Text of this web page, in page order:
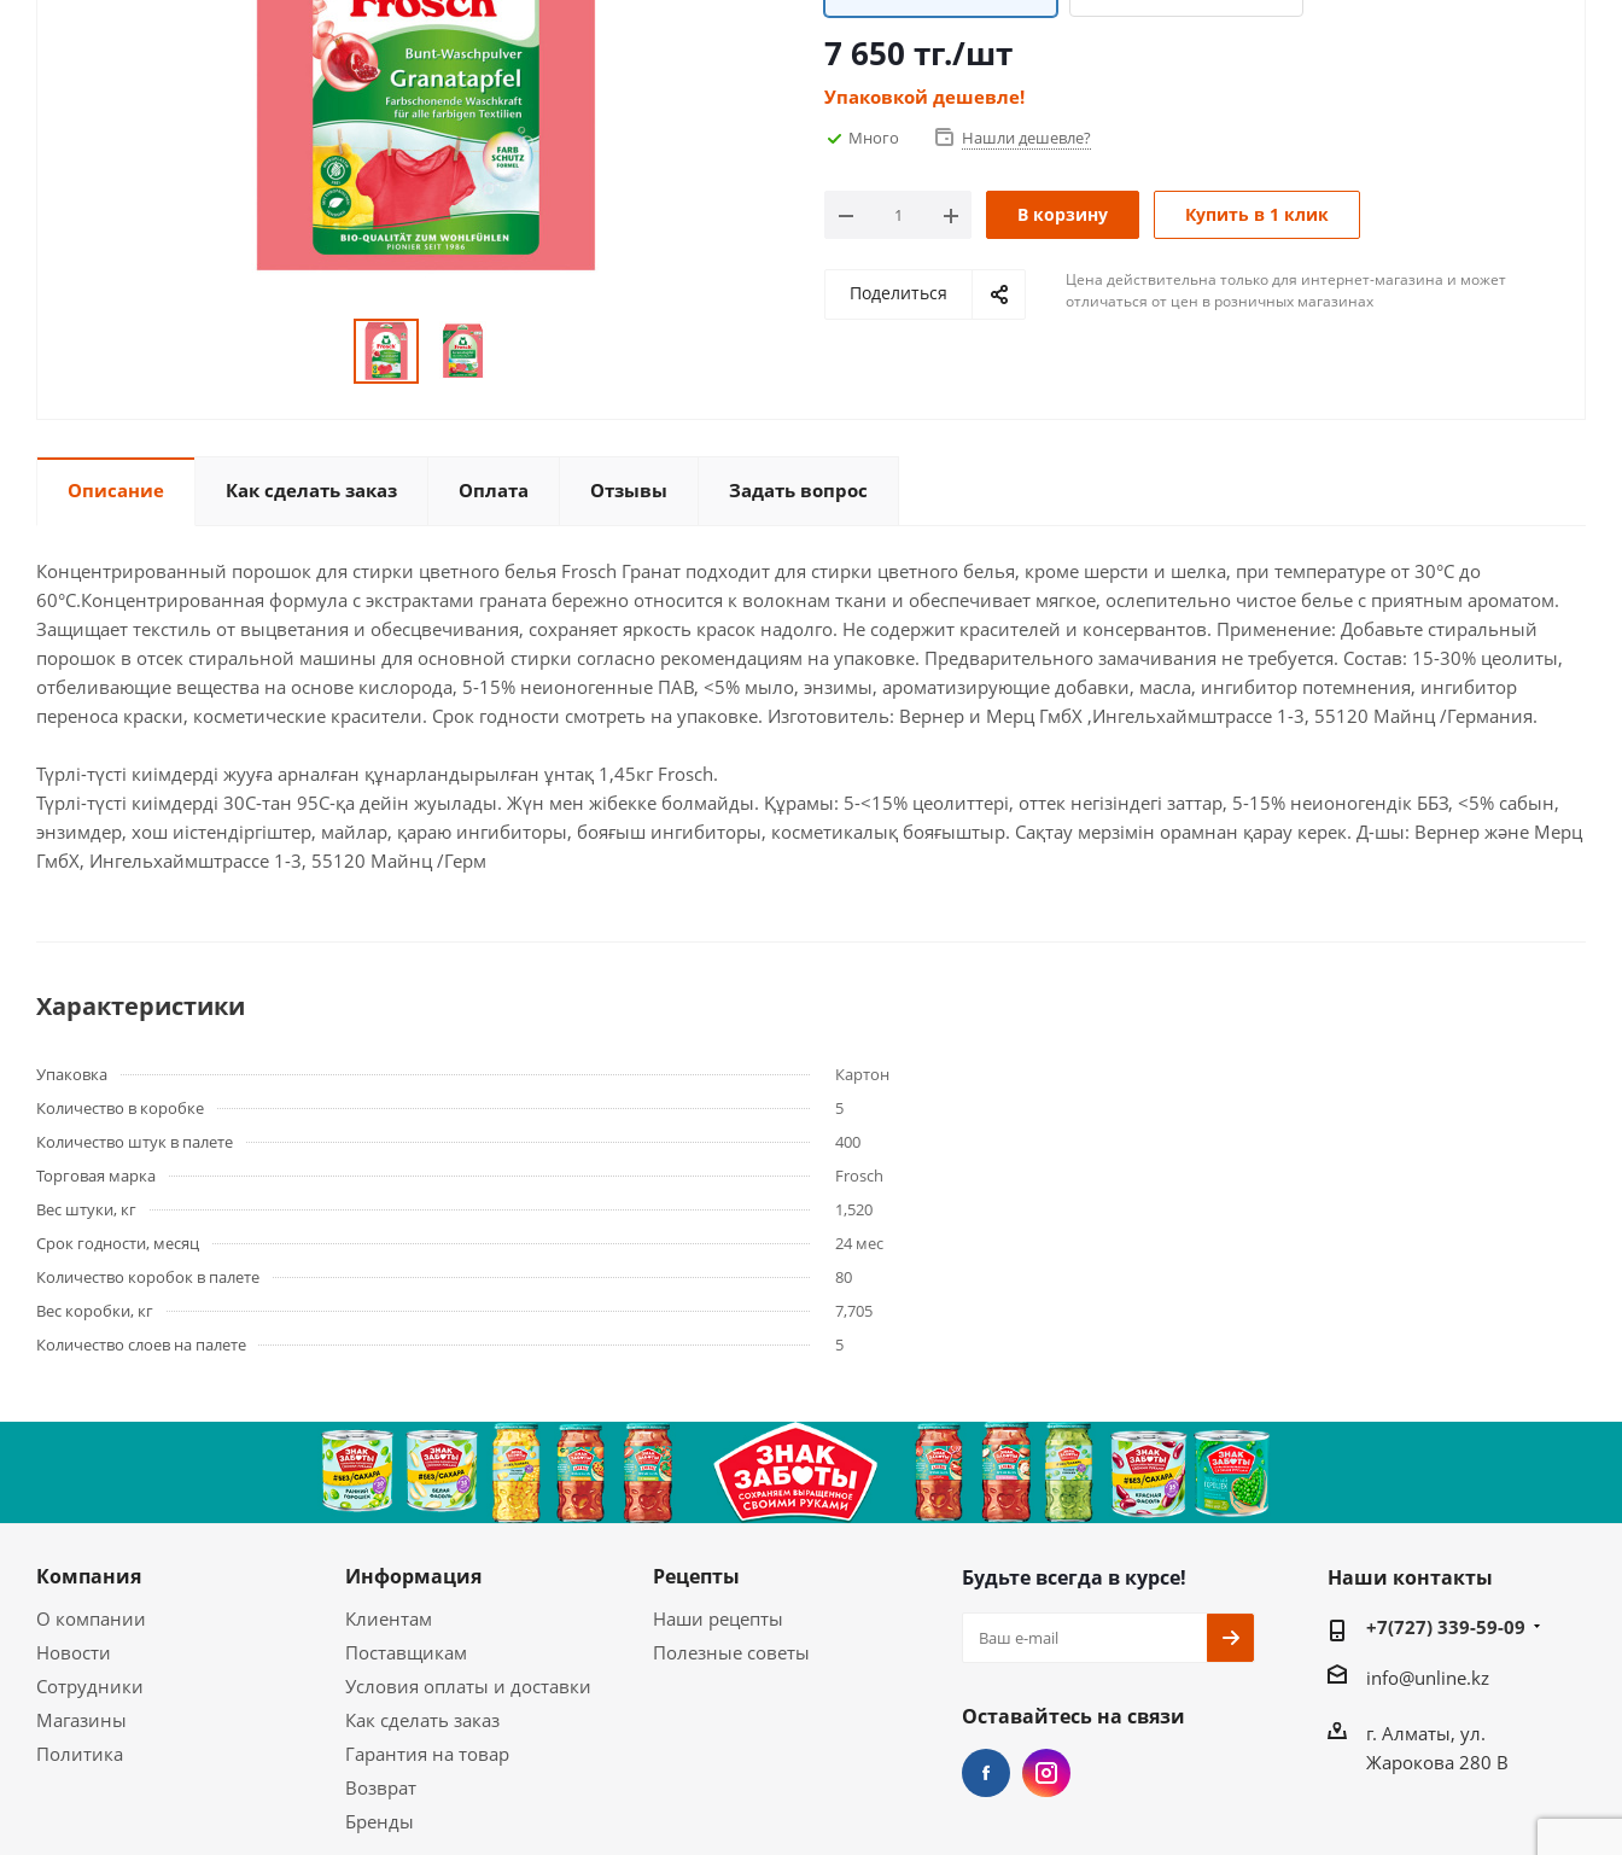
7 650 тг./шт
Упаковкой дешевле!
Много Нашли дешевле?
В корзину Купить в 1 клик
Поделиться
Цена действительна только для интернет-магазина и может
отличаться от цен в розничных магазинах
Описание Как сделать заказ Оплата Отзывы Задать вопрос
Концентрированный порошок для стирки цветного белья Frosch Гранат подходит для стирки цветного белья, кроме шерсти и шелка, при температуре от 30°С до
60°С.Концентрированная формула с экстрактами граната бережно относится к волокнам ткани и обеспечивает мягкое, ослепительно чистое белье с приятным ароматом.
Защищает текстиль от выцветания и обесцвечивания, сохраняет яркость красок надолго. Не содержит красителей и консервантов. Применение: Добавьте стиральный
порошок в отсек стиральной машины для основной стирки согласно рекомендациям на упаковке. Предварительного замачивания не требуется. Состав: 15-30% цеолиты,
отбеливающие вещества на основе кислорода, 5-15% неионогенные ПАВ, <5% мыло, энзимы, ароматизирующие добавки, масла, ингибитор потемнения, ингибитор
переноса краски, косметические красители. Срок годности смотреть на упаковке. Изготовитель: Вернер и Мерц ГмбХ ,Ингельхаймштрассе 1-3, 55120 Майнц /Германия.
Түрлі-түсті киімдерді жууға арналған құнарландырылған ұнтақ 1,45кг Frosch.
Түрлі-түсті киімдерді 30С-тан 95С-қа дейін жуылады. Жүн мен жібекке болмайды. Құрамы: 5-<15% цеолиттері, оттек негізіндегі заттар, 5-15% неионогендік ББЗ, <5% сабын,
энзимдер, хош иістендіргіштер, майлар, қараю ингибиторы, бояғыш ингибиторы, косметикалық бояғыштыр. Сақтау мерзімін орамнан қарау керек. Д-шы: Вернер және Мерц
ГмбХ, Ингельхаймштрассе 1-3, 55120 Майнц /Герм
Характеристики
Упаковка
Картон
Количество в коробке
5
Количество штук в палете
400
Торговая марка
Frosch
Вес штуки, кг
1,520
Срок годности, месяц
24 мес
Количество коробок в палете
80
Вес коробки, кг
7,705
Количество слоев на палете
5
Компания
О компании
Новости
Сотрудники
Магазины
Политика
Информация
Клиентам
Поставщикам
Условия оплаты и доставки
Как сделать заказ
Гарантия на товар
Возврат
Бренды
Рецепты
Наши рецепты
Полезные советы
Будьте всегда в курсе!
Оставайтесь на связи
Наши контакты
+7(727) 339-59-09
info@unline.kz
г. Алматы, ул.
Жарокова 280 В